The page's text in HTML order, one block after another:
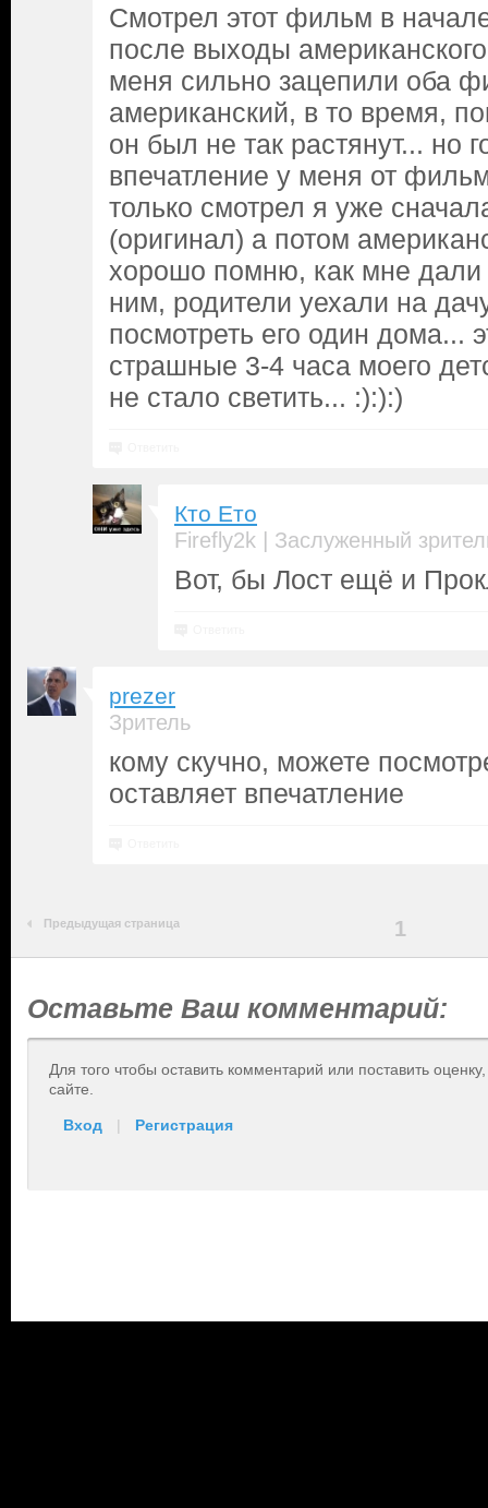
Смотрел этот фильм в
после выходы
меня сильно зацепили оба
американский, в то время,
он был не так растянут... но
впечатление у меня от
только смотрел я уже
(оригинал) а потом
хорошо помню, как мне дали
ним, родители уехали на
посмотреть его один дома...
страшные 3-4 часа моего
не стало светить... :):):)
Кто Ето
Firefly2k | Заслуженный
Вот, бы Лост ещё и
prezer
Зритель
кому скучно, можете
оставляет впечатление
Предыдущая страница 1
Оставьте Ваш комментарий:
Для того чтобы оставить комментарий или поставить
сайте.
Вход | Регистрация